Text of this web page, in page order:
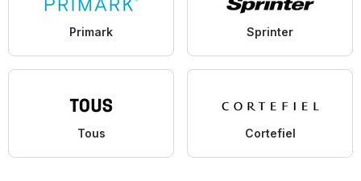
Primark Sprinter
Tous Cortefiel